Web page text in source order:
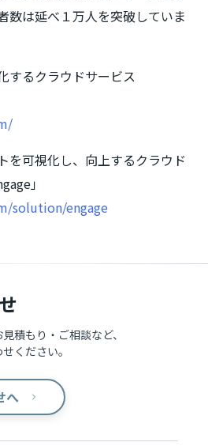
数は延べ１万人を突破していま
するクラウドサービス
を可視化し、向上するクラウド
」
solution/engage
積もり・ご相談など、
ください。
へ